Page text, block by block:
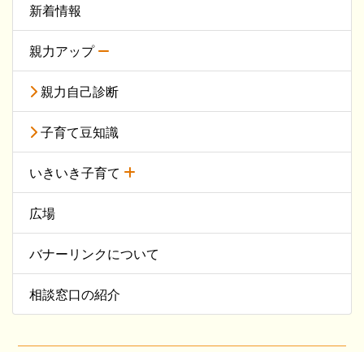
新着情報
親力アップ
親力自己診断
子育て豆知識
いきいき子育て
広場
バナーリンクについて
相談窓口の紹介